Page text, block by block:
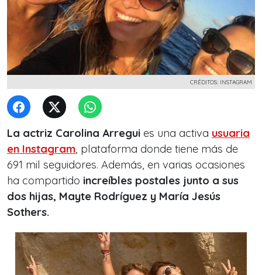
CRÉDITOS: INSTAGRAM
La actriz Carolina Arregui es una activa usuaria
en Instagram, plataforma donde tiene más de
691 mil seguidores. Además, en varias ocasiones
ha compartido increíbles postales junto a sus
dos hijas, Mayte Rodríguez y María Jesús
Sothers.